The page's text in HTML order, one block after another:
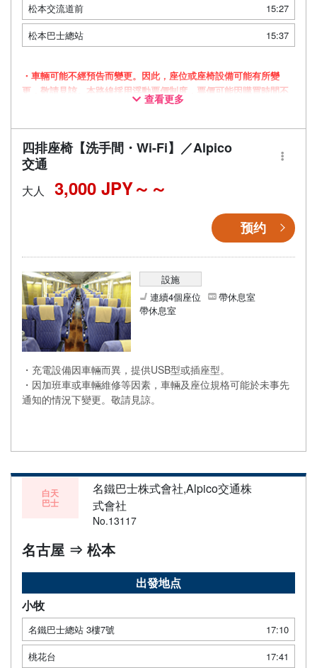
松本交流道前
15:27
松本巴士總站
15:37
・車輛可能不經預告而變更。因此，座位或座椅設備可能有所變
更，敬請見諒。本路線採用浮動票價制度，票價可能因購買時間不
查看更多
四排座椅【洗手間・Wi-Fi】／Alpico
交通
大人 3,000 JPY～
预约
設施
連續4個座位
帶休息室
帶休息室
・充電設備因車輛而異，提供USB型或插座型。
・因加班車或車輛維修等因素，車輛及座位規格可能於未事先
通知的情況下變更。敬請見諒。
白天
巴士
名鐵巴士株式會社,Alpico交通株
式會社
No.13117
名古屋 ⇒ 松本
出發地点
小牧
名鐵巴士總站 3樓7號
17:10
桃花台
17:41